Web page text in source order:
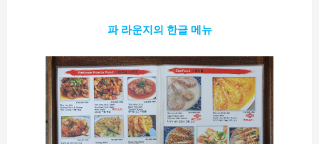
파 라운지의 한글 메뉴